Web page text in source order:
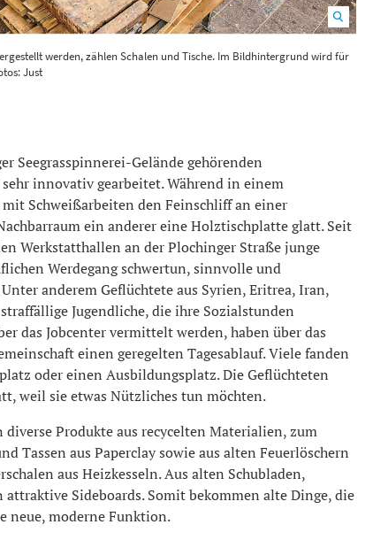
werden, zählen Schalen und Tische. Im Bildhintergrund wird für
Just
Seegrasspinnerei-Gelände gehörenden
innovativ gearbeitet. Während in einem
Schweißarbeiten den Feinschliff an einer
ein anderer eine Holztischplatte glatt. Seit
Werkstatthallen an der Plochinger Straße junge
Werdegang schwertun, sinnvolle und
anderem Geflüchtete aus Syrien, Eritrea, Iran,
Jugendliche, die ihre Sozialstunden
das Jobcenter vermittelt werden, haben über das
einen geregelten Tagesablauf. Viele fanden
oder einen Ausbildungsplatz. Die Geflüchteten
weil sie etwas Nützliches tun möchten.
Produkte aus recycelten Materialien, zum
Tassen aus Paperclay sowie aus alten Feuerlöschern
aus Heizkesseln. Aus alten Schubladen,
Sideboards. Somit bekommen alte Dinge, die
neue, moderne Funktion.